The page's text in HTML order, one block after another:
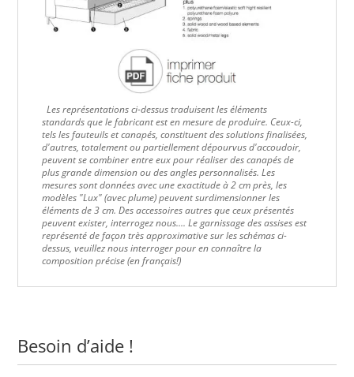
Les représentations ci-dessus traduisent les éléments
standards que le fabricant est en mesure de produire. Ceux-ci,
tels les fauteuils et canapés, constituent des solutions finalisées,
d'autres, totalement ou partiellement dépourvus d'accoudoir,
peuvent se combiner entre eux pour réaliser des canapés de
plus grande dimension ou des angles personnalisés. Les
mesures sont données avec une exactitude à 2 cm près, les
modèles "Lux" (avec plume) peuvent surdimensionner les
éléments de 3 cm. Des accessoires autres que ceux présentés
peuvent exister, interrogez nous.... Le garnissage des assises est
représenté de façon très approximative sur les schémas ci-
dessus, veuillez nous interroger pour en connaître la
composition précise (en français!)
Besoin d’aide !